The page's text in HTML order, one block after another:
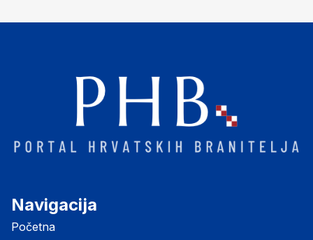
Navigacija
Početna